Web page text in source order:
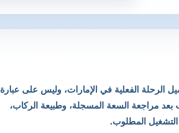
على تفاصيل الرحلة الفعلية في الإمارات، وليس على عبارة
مراجعة السعة المسجلة، وطبيعة الركاب،
التشغيل المطلوب.